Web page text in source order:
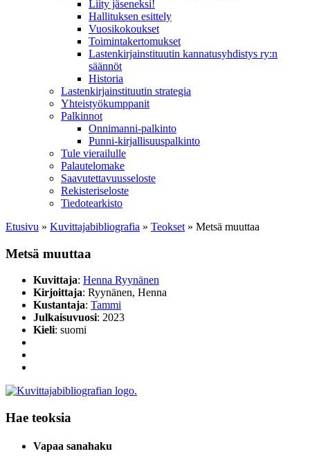
Liity jäseneksi!
Hallituksen esittely
Vuosikokoukset
Toimintakertomukset
Lastenkirjainstituutin kannatusyhdistys ry:n
säännöt
Historia
Lastenkirjainstituutin strategia
Yhteistyökumppanit
Palkinnot
Onnimanni-palkinto
Punni-kirjallisuuspalkinto
Tule vierailulle
Palautelomake
Saavutettavuusseloste
Rekisteriseloste
Tiedotearkisto
Etusivu » Kuvittaja­bibliografia » Teokset » Metsä muuttaa
Metsä muuttaa
Kuvittaja: Henna Ryynänen
Kirjoittaja: Ryynänen, Henna
Kustantaja: Tammi
Julkaisuvuosi: 2023
Kieli: suomi
Hae teoksia
Vapaa sanahaku